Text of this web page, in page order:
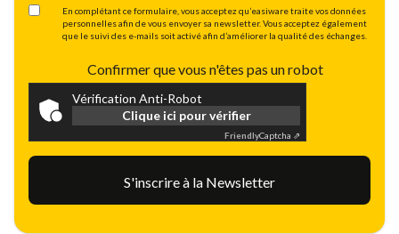
En complétant ce formulaire, vous acceptez qu’easiware traite vos données
personnelles afin de vous envoyer sa newsletter. Vous acceptez également
que le suivi des e-mails soit activé afin d’améliorer la qualité des échanges.
Confirmer que vous n'êtes pas un robot
Vérification Anti-Robot
Clique ici pour vérifier
FriendlyCaptcha ⇗